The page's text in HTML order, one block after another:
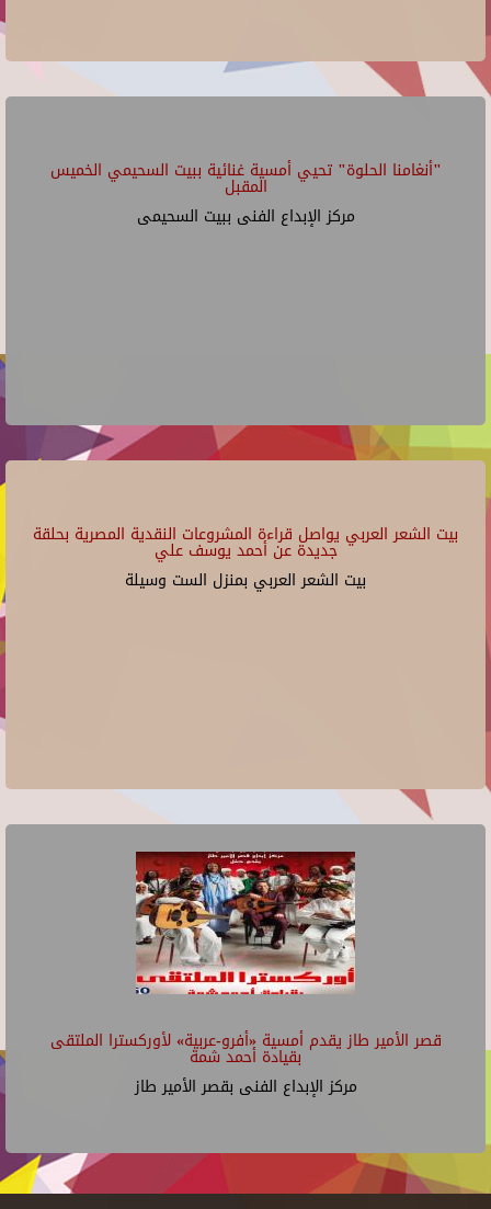
"أنغامنا الحلوة" تحيي أمسية غنائية ببيت السحيمي الخميس
المقبل
مركز الإبداع الفنى ببيت السحيمى
بيت الشعر العربي يواصل قراءة المشروعات النقدية المصرية بحلقة
جديدة عن أحمد يوسف علي
بيت الشعر العربي بمنزل الست وسيلة
قصر الأمير طاز يقدم أمسية «أفرو-عربية» لأوركسترا الملتقى
بقيادة أحمد شمة
مركز الإبداع الفنى بقصر الأمير طاز